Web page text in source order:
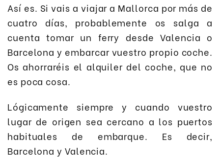
Así es. Si vais a viajar a Mallorca por más de
cuatro días, probablemente os salga a
cuenta tomar un ferry desde Valencia o
Barcelona y embarcar vuestro propio coche.
Os ahorraréis el alquiler del coche, que no
es poca cosa.
Lógicamente siempre y cuando vuestro
lugar de origen sea cercano a los puertos
habituales de embarque. Es decir,
Barcelona y Valencia.